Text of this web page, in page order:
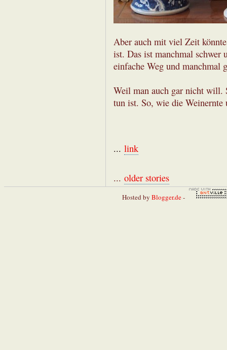
Aber auch mit viel Zeit
ist. Das ist manchmal schwer
einfache Weg und manchmal
Weil man auch gar nicht will.
tun ist. So, wie die Weinernte
... link
... older stories
Hosted by Blogger.de-